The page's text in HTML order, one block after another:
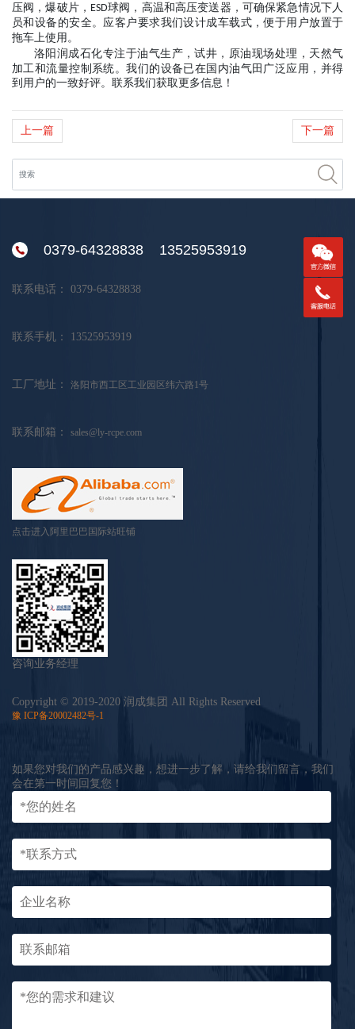
压阀，爆破片， ESD球阀，高温和高压变送器，可确保紧急情况下人
员和设备的安全。 应客户要求我们设计成车载式，便于用户放置于
拖车上使用 。
洛阳润成石化专注于油气生产，试井，原油现场处理，天然气
加工和流量控制系统。我们的设备已在国内油气田广泛应用，并得
到用户的一致好评。联系我们获取更多信息！
上一篇 下一篇
0379-64328838 13525953919
联系电话： 0379-64328838
联系手机： 13525953919
工厂地址： 洛阳市西工区工业园区纬六路1号
联系邮箱： sales@ly-rcpe.com
点击进入阿里巴巴国际站旺铺
咨询业务经理
Copyright © 2019-2020 润成集团 All Rights Reserved
豫 ICP备20002482号-1
如果您对我们的产品感兴趣，想进一步了解，请给我们留言，我们
会在第一时间回复您！